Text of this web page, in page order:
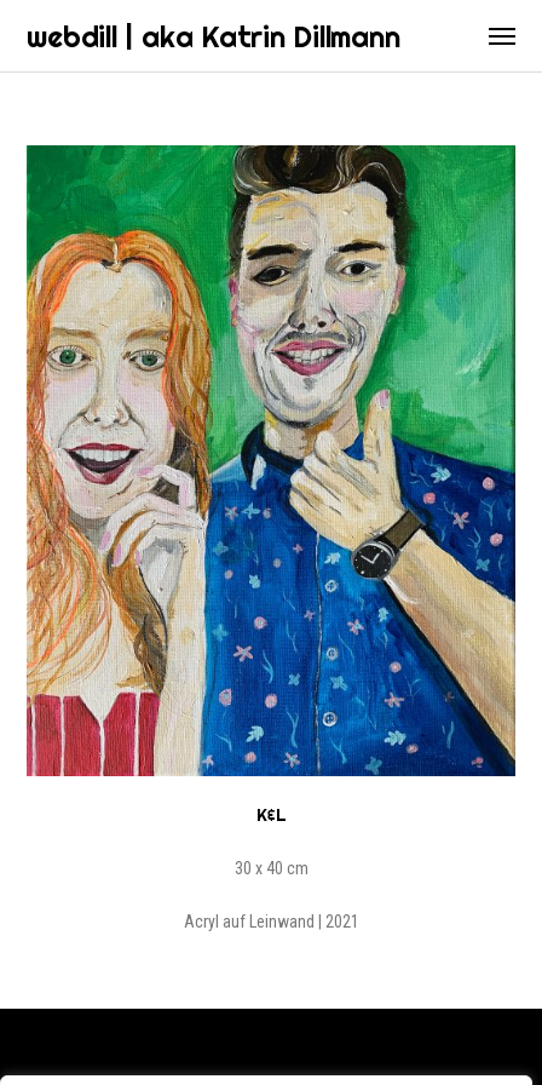
webdill | aka Katrin Dillmann
K&L
30 x 40 cm
Acryl auf Leinwand | 2021